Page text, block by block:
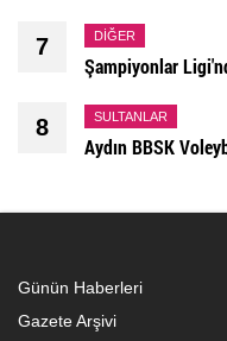
7 DIĞER
Şampiyonlar
8 SULTANLAR
Aydın BBSK
Günün Haberleri
Gazete Arşivi